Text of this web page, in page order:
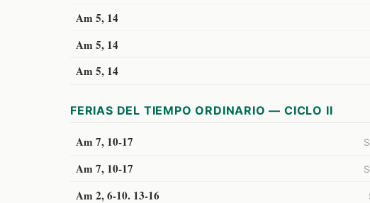
Am 5, 14
Am 5, 14
Am 5, 14
FERIAS DEL TIEMPO ORDINARIO — CICLO II
Am 7, 10-17
Am 7, 10-17
Am 2, 6-10. 13-16